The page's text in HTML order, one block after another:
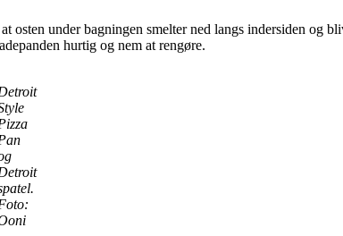
under bagningen smelter ned langs indersiden og
hurtig og nem at rengøre.